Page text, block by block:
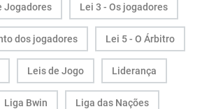
Jogadores Lei 3 - Os jogadores
dos jogadores Lei 5 - O Árbitro
Leis de Jogo Liderança
Liga Bwin Liga das Nações